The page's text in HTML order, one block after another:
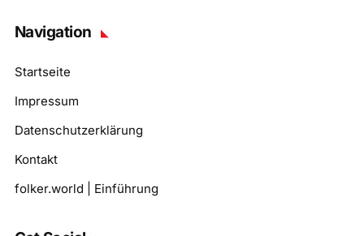
Navigation
Startseite
Impressum
Datenschutzerklärung
Kontakt
folker.world | Einführung